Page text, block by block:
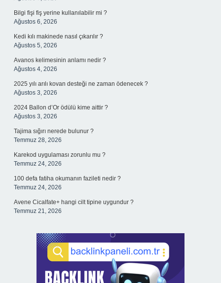
Bilgi fişi fiş yerine kullanılabilir mi ?
Ağustos 6, 2026
Kedi kılı makinede nasıl çıkarılır ?
Ağustos 5, 2026
Avanos kelimesinin anlamı nedir ?
Ağustos 4, 2026
2025 yılı arılı kovan desteği ne zaman ödenecek ?
Ağustos 3, 2026
2024 Ballon d’Or ödülü kime aittir ?
Ağustos 3, 2026
Tajima sığırı nerede bulunur ?
Temmuz 28, 2026
Karekod uygulaması zorunlu mu ?
Temmuz 24, 2026
100 defa fatiha okumanın fazileti nedir ?
Temmuz 24, 2026
Avene Cicalfate+ hangi cilt tipine uygundur ?
Temmuz 21, 2026